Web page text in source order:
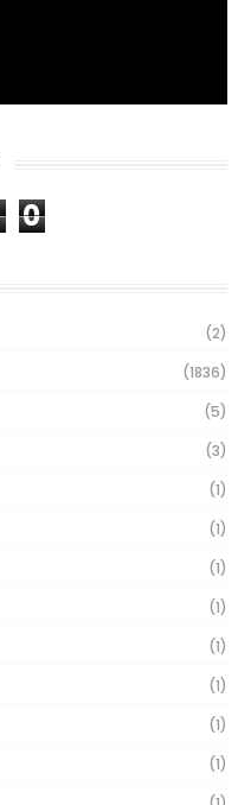
0
(2)
(1836)
(5)
(3)
(1)
(1)
(1)
(1)
(1)
(1)
(1)
(1)